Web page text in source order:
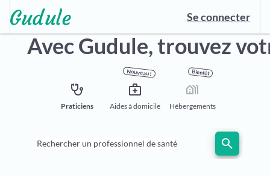
Se connecter
Avec Gudule,trouvez
stethoscope
Praticiens
Nouveau !
medical_services
Aides à domicile
Bientôt
holiday_village
Hébergements
Rechercher un professionnel de santé search